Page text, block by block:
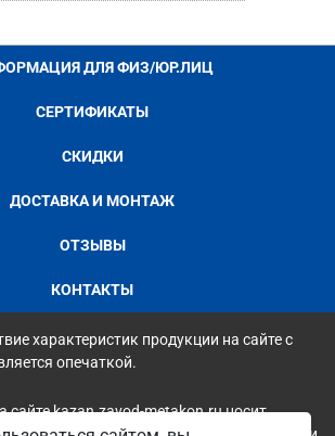
ДЛЯ ФИЗ/ЮР.ЛИЦ
СЕРТИФИКАТЫ
СКИДКИ
ДОСТАВКА И МОНТАЖ
ОТЗЫВЫ
КОНТАКТЫ
характеристик продукции на сайте с
опечаткой.
сайте kazan.zavod-metakon.ru носит